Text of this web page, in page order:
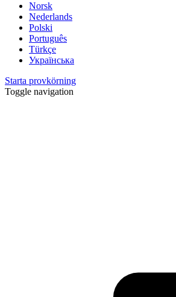
Norsk
Nederlands
Polski
Português
Türkçe
Українська
Starta provkörning
Toggle navigation